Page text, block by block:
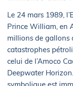
Le 24 mars 1989,
Prince William, en
millions de gallons
catastrophes
celui de l’Amoco
Deepwater
symbolique est